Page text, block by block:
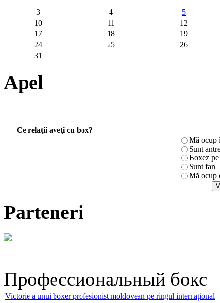
3 4
5
10
11
12
17
18
19
24
25
26
31
Apel
Ce relaţii aveţi cu box?
Mă ocup
Sunt
Boxez
Sunt fan
Mă ocup
Parteneri
Профессиональный бокс
Victorie a unui boxer profesionist moldovean pe ringul internațional